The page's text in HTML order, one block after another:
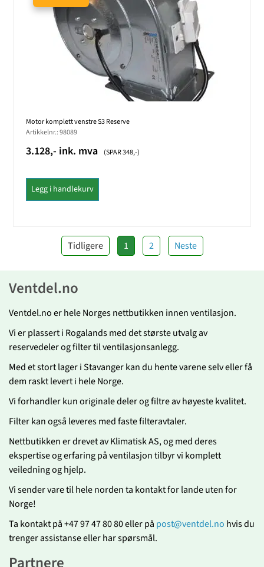
Motor komplett venstre S3 Reserve
Artikkelnr.: 98089
3.128,- ink. mva (SPAR 348,-)
Legg i handlekurv
Tidligere 1 2 Neste
Ventdel.no
Ventdel.no er hele Norges nettbutikken innen ventilasjon.
Vi er plassert i Rogalands med det største utvalg av
reservedeler og filter til ventilasjonsanlegg.
Med et stort lager i Stavanger kan du hente varene selv eller få
dem raskt levert i hele Norge.
Vi forhandler kun originale deler og filtre av høyeste kvalitet.
Filter kan også leveres med faste filteravtaler.
Nettbutikken er drevet av Klimatisk AS, og med deres
ekspertise og erfaring på ventilasjon tilbyr vi komplett
veiledning og hjelp.
Vi sender vare til hele norden ta kontakt for lande uten for
Norge!
Ta kontakt på +47 97 47 80 80 eller på post@ventdel.no hvis du
trenger assistanse eller har spørsmål.